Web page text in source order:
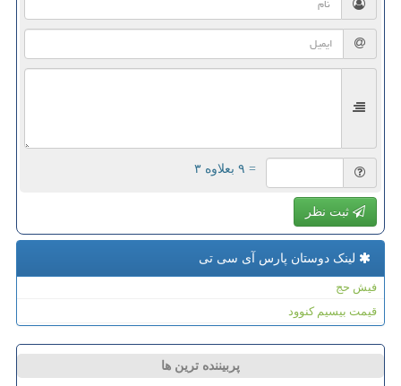
= ۹ بعلاوه ۳
ثبت نظر
لینک دوستان پارس آی سی تی
فیش حج
قیمت بیسیم کنوود
پربیننده ترین ها